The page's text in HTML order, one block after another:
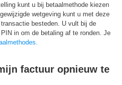
kunt u bij betaalmethode kiezen
wetgeving kunt u met deze
besteden. U vult bij de
in om de betaling af te ronden. Je
factuur opnieuw te